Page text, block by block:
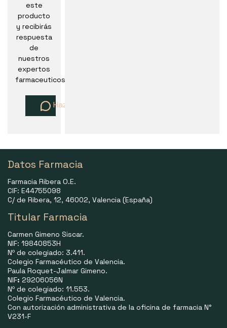
este
producto
y recibirás
respuesta
de
nuestros
expertos
farmaceuticos
Haz una pregunta
Datos Farmacia
Farmacia Ribera O.E.
CIF: E44755098
C/ de Ribera, 12, 46002, Valencia (España)
Titular Farmacia
Carmen Gimeno Siscar.
NIF: 19840853H
Nº de colegiado: 3.411.
Colegio Farmacéutico de Valencia.
Paula Roquet-Jalmar Gimeno.
NIF: 29206056N
Nº de colegiado: 11.553.
Colegio Farmacéutico de Valencia.
Con autorización administrativa de la oficina de farmacia N°
V231-F